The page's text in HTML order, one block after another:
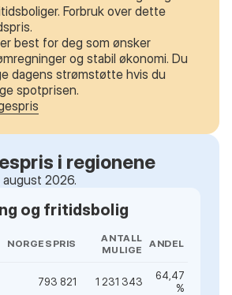
Forbruk over dette
best for deg som ønsker
og stabil økonomi. Du
dagens strømstøtte hvis du
spotprisen.
i regionene
2026.
og fritidsbolig
NORGESPRIS
ANTALL
MULIGE
ANDEL
793 821 1 231 343
64,47
%